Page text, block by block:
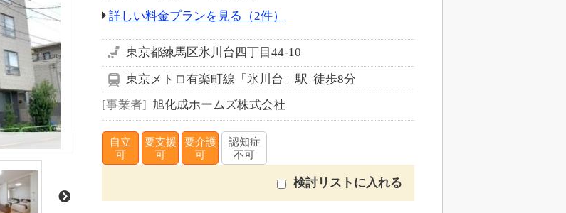
詳しい料金プランを見る（2件）
東京都練馬区氷川台四丁目44-10
東京メトロ有楽町線「氷川台」駅 徒歩8分
事業者
旭化成ホームズ株式会社
自立
可
要支援
可
要介護
可
認知症
不可
検討リストに入れる